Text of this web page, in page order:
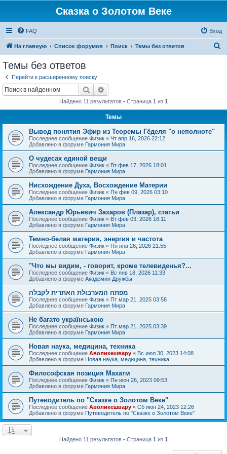
Сказка о Золотом Веке
FAQ Вход
На главную Список форумов Поиск Темы без ответов
Темы без ответов
Перейти к расширенному поиску
Поиск
Найдено 11 результатов • Страница 1 из 1
Темы
Вывод понятия Эфир из Теоремы Гёделя "о неполноте"
Последнее сообщение Физик « Чт апр 16, 2026 22:12
Добавлено в форуме Гармония Мира
О чудесах единой вещи
Последнее сообщение Физик « Вт фев 17, 2026 18:01
Добавлено в форуме Гармония Мира
Нисхождение Духа, Восхождение Материи
Последнее сообщение Физик « Пн фев 09, 2026 03:10
Добавлено в форуме Гармония Мира
Александр Юрьевич Захаров (Плазар), статьи
Последнее сообщение Физик « Вт фев 03, 2026 18:11
Добавлено в форуме Гармония Мира
Темно-белая материя, энергия и частота
Последнее сообщение Физик « Пн янв 26, 2026 21:55
Добавлено в форуме Гармония Мира
"Что мы видим, - говорит, кроме телевиденья?...
Последнее сообщение Физик « Вс янв 18, 2026 11:33
Добавлено в форуме Академия Дружбы
מפתח המערבולת האתרית לקבלה
Последнее сообщение Физик « Пт мар 21, 2025 03:58
Добавлено в форуме Гармония Мира
Не багато українською
Последнее сообщение Физик « Пт мар 21, 2025 03:39
Добавлено в форуме Гармония Мира
Новая наука, медицина, техника
Последнее сообщение Аволикешвару « Вс июл 30, 2023 14:08
Добавлено в форуме Новая наука, медицина, техника
Философская позиция Махатм
Последнее сообщение Физик « Пн июн 26, 2023 09:53
Добавлено в форуме Гармония Мира
Путеводитель по "Сказке о Золотом Веке"
Последнее сообщение Аволикешвару « Сб июн 24, 2023 12:26
Добавлено в форуме Путеводитель по "Сказке о Золотом Веке"
Найдено 11 результатов • Страница 1 из 1